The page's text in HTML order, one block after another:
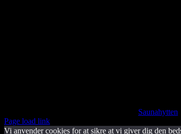
Saunahytten
Page load link
Vi anvender cookies for at sikre at vi giver dig den